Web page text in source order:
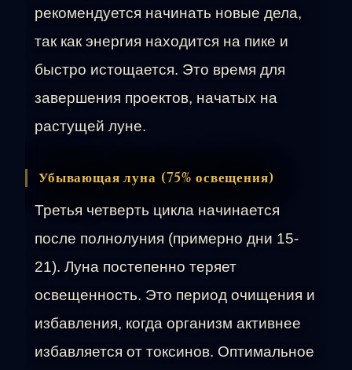
рекомендуется начинать новые дела,
так как энергия находится на пике и
быстро истощается. Это время для
завершения проектов, начатых на
растущей луне.
Убывающая луна (75% освещения)
Третья четверть цикла начинается
после полнолуния (примерно дни 15-
21). Луна постепенно теряет
освещенность. Это период очищения и
избавления, когда организм активнее
избавляется от токсинов. Оптимальное